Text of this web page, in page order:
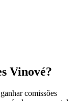
Vinové?
comissões